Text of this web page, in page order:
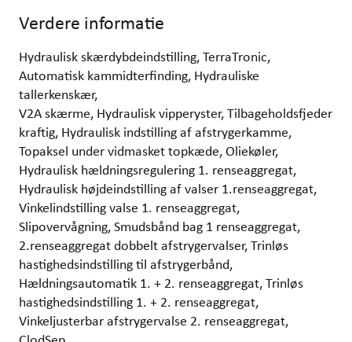
Verdere informatie
Hydraulisk skærdybdeindstilling, TerraTronic,
Automatisk kammidterfinding, Hydrauliske
tallerkenskær,
V2A skærme, Hydraulisk vipperyster, Tilbageholdsfjeder
kraftig, Hydraulisk indstilling af afstrygerkamme,
Topaksel under vidmasket topkæde, Oliekøler,
Hydraulisk hældningsregulering 1. renseaggregat,
Hydraulisk højdeindstilling af valser 1.renseaggregat,
Vinkelindstilling valse 1. renseaggregat,
Slipovervågning, Smudsbånd bag 1 renseaggregat,
2.renseaggregat dobbelt afstrygervalser, Trinløs
hastighedsindstilling til afstrygerbånd,
Hældningsautomatik 1. + 2. renseaggregat, Trinløs
hastighedsindstilling 1. + 2. renseaggregat,
Vinkeljusterbar afstrygervalse 2. renseaggregat,